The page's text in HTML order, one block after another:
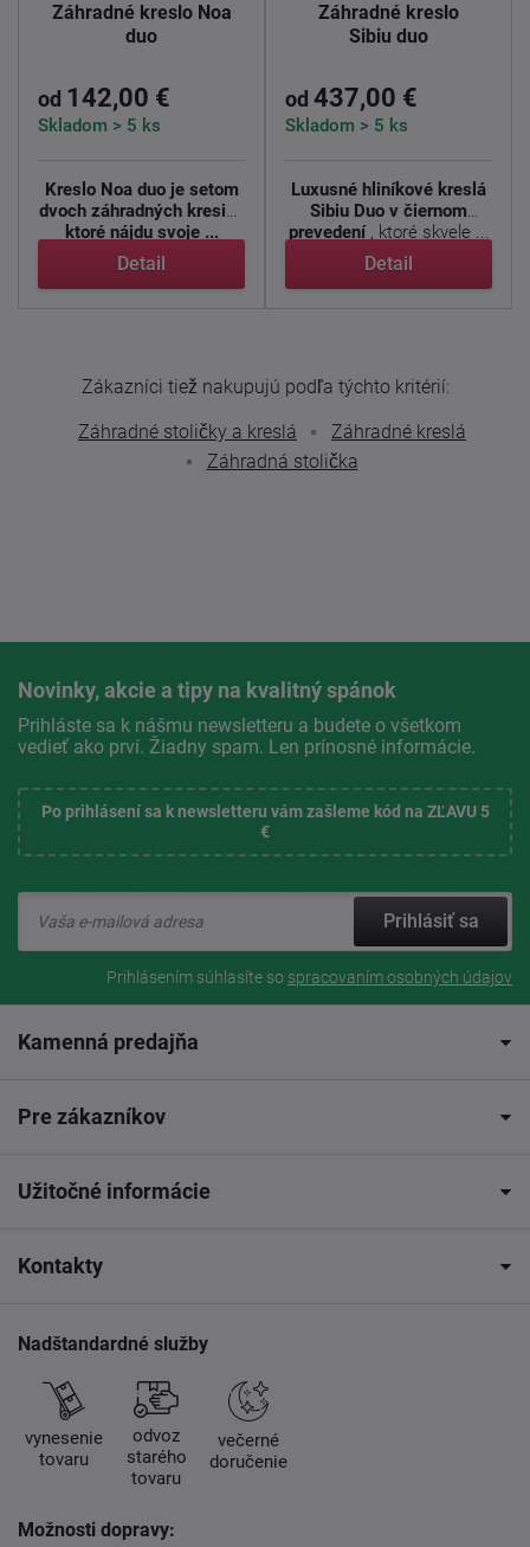
Záhradné kreslo Noa
duo
od 142,00 €
Skladom > 5 ks
Kreslo Noa duo je setom
dvoch záhradných kresiel,
ktoré nájdu svoje ...
Detail
Záhradné kreslo
Sibiu duo
od 437,00 €
Skladom > 5 ks
Luxusné hliníkové kreslá
Sibiu Duo v čiernom
prevedení, ktoré skvele ...
Detail
Zákazníci tiež nakupujú podľa týchto kritérií:
Záhradné stoličky a kreslá
Záhradné kreslá
Záhradná stolička
Novinky, akcie a tipy na kvalitný spánok
Prihláste sa k nášmu newsletteru a budete o všetkom
vedieť ako prví. Žiadny spam. Len prínosné informácie.
Po prihlásení sa k newsletteru vám zašleme kód na ZĽAVU 5
€
Prihlásiť sa
Prihlásením súhlasíte so spracovaním osobných údajov
Kamenná predajňa
Pre zákazníkov
Užitočné informácie
Kontakty
Nadštandardné služby
vynesenie
tovaru
odvoz
starého
tovaru
večerné
doručenie
Možnosti dopravy: